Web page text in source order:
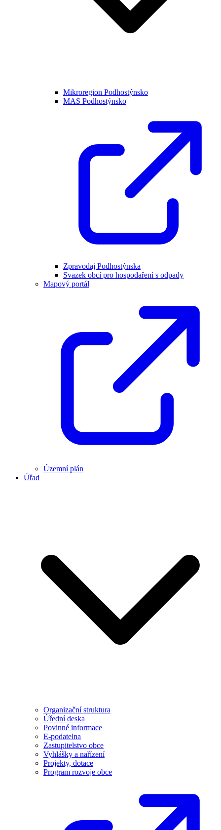
Mikroregion Podhostýnsko
MAS Podhostýnsko
Zpravodaj Podhostýnska
Svazek obcí pro hospodaření s odpady
Mapový portál
Územní plán
Úřad
Organizační struktura
Úřední deska
Povinné informace
E-podatelna
Zastupitelstvo obce
Vyhlášky a nařízení
Projekty, dotace
Program rozvoje obce